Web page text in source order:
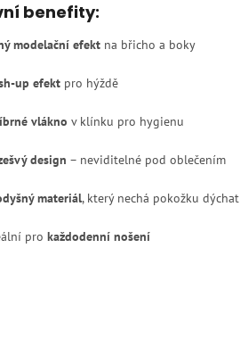
benefity:
modelační efektna břicho a boky
up efektpro hýždě
vlákno v klínku pro hygienu
design – neviditelné pod oblečením
materiál, který nechá pokožku dýchat
pro každodenní nošení